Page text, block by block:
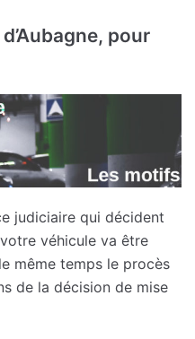
pour
judiciaire qui décident
véhicule va être
même temps le procès
de la décision de mise